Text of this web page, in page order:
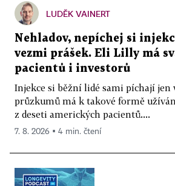
LUDĚK VAINERT
Nehladov, nepíchej si
vezmi prášek. Eli Lilly má
pacientů i investorů
Injekce si běžní lidé sami píchají jen
průzkumů má k takové formě
z deseti amerických pacientů....
7. 8. 2026 ▪ 4 min. čtení